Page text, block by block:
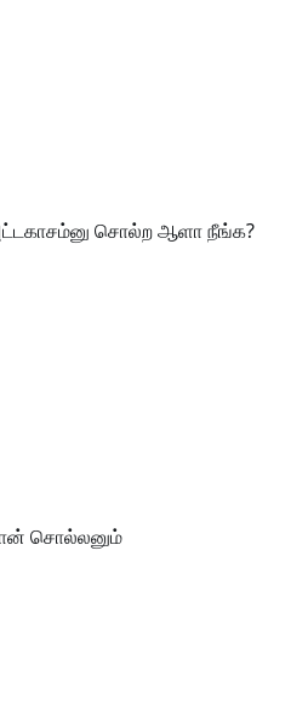
சொல்ற ஆளா நீங்க?
சொல்லனும்